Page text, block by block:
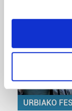
If you allow, we
Collect
meters
Identify
specific
Find out more
and set your
URBIAKO